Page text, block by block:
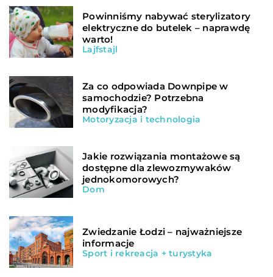
Powinniśmy nabywać sterylizatory
elektryczne do butelek – naprawdę
warto!
Lajfstajl
Za co odpowiada Downpipe w
samochodzie? Potrzebna
modyfikacja?
Motoryzacja i technologia
Jakie rozwiązania montażowe są
dostępne dla zlewozmywaków
jednokomorowych?
Dom
Zwiedzanie Łodzi – najważniejsze
informacje
Sport i rekreacja + turystyka